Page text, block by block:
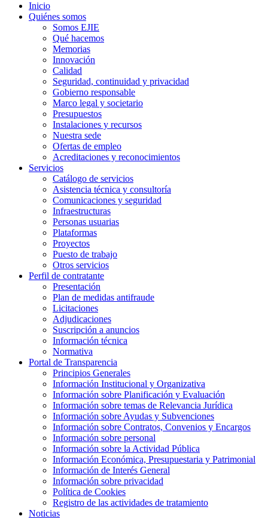
Inicio
Quiénes somos
Somos EJIE
Qué hacemos
Memorias
Innovación
Calidad
Seguridad, continuidad y privacidad
Gobierno responsable
Marco legal y societario
Presupuestos
Instalaciones y recursos
Nuestra sede
Ofertas de empleo
Acreditaciones y reconocimientos
Servicios
Catálogo de servicios
Asistencia técnica y consultoría
Comunicaciones y seguridad
Infraestructuras
Personas usuarias
Plataformas
Proyectos
Puesto de trabajo
Otros servicios
Perfil de contratante
Presentación
Plan de medidas antifraude
Licitaciones
Adjudicaciones
Suscripción a anuncios
Información técnica
Normativa
Portal de Transparencia
Principios Generales
Información Institucional y Organizativa
Información sobre Planificación y Evaluación
Información sobre temas de Relevancia Jurídica
Información sobre Ayudas y Subvenciones
Información sobre Contratos, Convenios y Encargos
Información sobre personal
Información sobre la Actividad Pública
Información Económica, Presupuestaria y Patrimonial
Información de Interés General
Información sobre privacidad
Política de Cookies
Registro de las actividades de tratamiento
Noticias